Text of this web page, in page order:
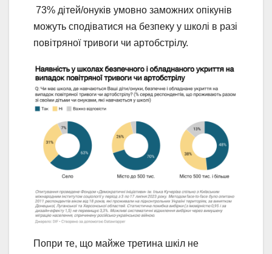
73% дітей/онуків умовно заможних опікунів
можуть сподіватися на безпеку у школі в разі
повітряної тривоги чи артобстрілу.
Попри те, що майже третина шкіл не